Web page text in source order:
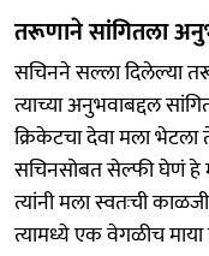
तरूणाने सांगितला
सचिनने सल्ला दिलेल्या
त्याच्या अनुभवाबद्दल
क्रिकेटचा देवा मला भेटला
सचिनसोबत सेल्फी घेणं हे
त्यांनी मला स्वतःची
त्यामध्ये एक वेगळीच माया